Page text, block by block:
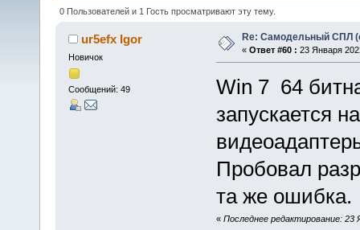
0 Пользователей и 1 Гость просматривают эту тему.
ur5efx Igor
Новичок
Сообщений: 49
Re: Самодельный СПЛ
« Ответ #60 : 23 Января
Win 7 64
запускается
Пробовал
та же ошибка.
« Последнее редактирование: 23